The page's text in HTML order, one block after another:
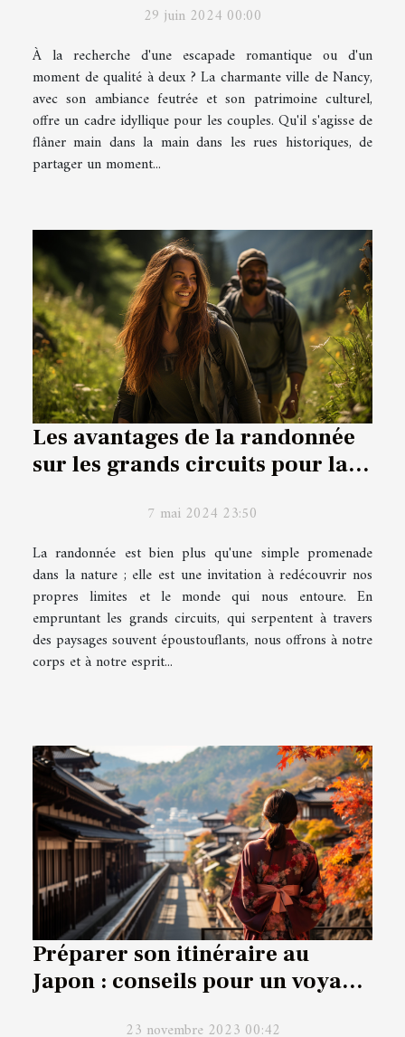
29 juin 2024 00:00
À la recherche d'une escapade romantique ou d'un
moment de qualité à deux ? La charmante ville de Nancy,
avec son ambiance feutrée et son patrimoine culturel,
offre un cadre idyllique pour les couples. Qu'il s'agisse de
flâner main dans la main dans les rues historiques, de
partager un moment...
Les avantages de la randonnée
sur les grands circuits pour la
7 mai 2024 23:50
La randonnée est bien plus qu'une simple promenade
dans la nature ; elle est une invitation à redécouvrir nos
propres limites et le monde qui nous entoure. En
empruntant les grands circuits, qui serpentent à travers
des paysages souvent époustouflants, nous offrons à notre
corps et à notre esprit...
Préparer son itinéraire au
Japon : conseils pour un voyage
23 novembre 2023 00:42